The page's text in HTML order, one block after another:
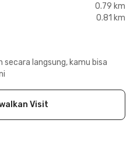
0.79 km
0.81 km
langsung, kamu bisa
Visit